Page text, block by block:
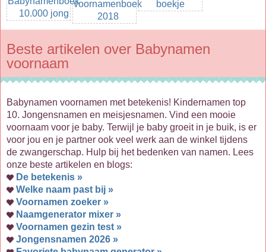
Beste artikelen over Babynamen
voornaam
Babynamen voornamen met betekenis! Kindernamen top
10. Jongensnamen en meisjesnamen. Vind een mooie
voornaam voor je baby. Terwijl je baby groeit in je buik, is er
voor jou en je partner ook veel werk aan de winkel tijdens
de zwangerschap. Hulp bij het bedenken van namen. Lees
onze beste artikelen en blogs:
De betekenis »
Welke naam past bij »
Voornamen zoeker »
Naamgenerator mixer »
Voornamen gezin test »
Jongensnamen 2026 »